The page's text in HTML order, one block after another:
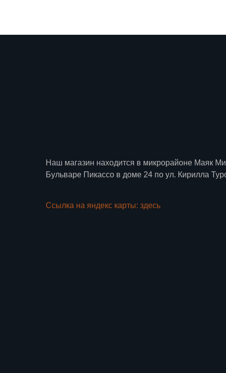
Наш магазин находится в микрорайоне Маяк
Бульваре Пикассо в доме 24 по ул. Кирилла
Ссылка на яндекс карты: здесь